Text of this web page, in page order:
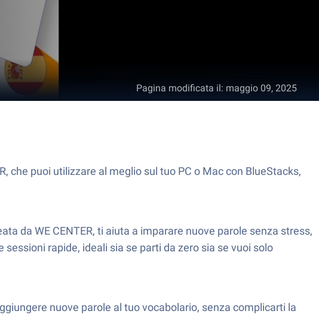
Pagina modificata il: maggio 09, 2025
che puoi utilizzare al meglio sul tuo PC o Mac con BlueStacks,
da WE CENTER, ti aiuta a imparare nuove parole senza stress,
rapide, ideali sia se parti da zero sia se vuoi solo
nuove parole al tuo vocabolario, senza complicarti la